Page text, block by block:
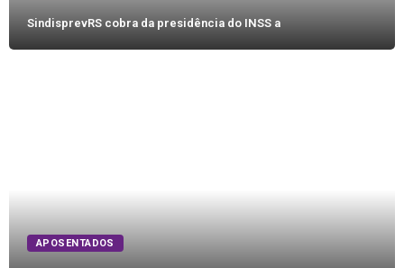
SindisprevRS cobra da presidência do INSS a
APOSENTADOS